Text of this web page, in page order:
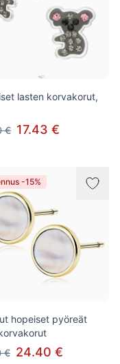
lasten korvakorut,
€ 17.43 €
-15%
hopeiset pyöreät
€ 24.40 €